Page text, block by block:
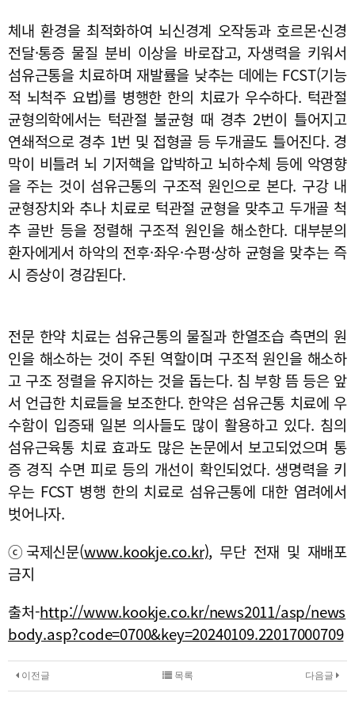
체내 환경을 최적화하여 뇌신경계 오작동과 호르몬·신경
전달·통증 물질 분비 이상을 바로잡고, 자생력을 키워서
섬유근통을 치료하며 재발률을 낮추는 데에는 FCST(기능
적 뇌척주 요법)를 병행한 한의 치료가 우수하다. 턱관절
균형의학에서는 턱관절 불균형 때 경추 2번이 틀어지고
연쇄적으로 경추 1번 및 접형골 등 두개골도 틀어진다. 경
막이 비틀려 뇌 기저핵을 압박하고 뇌하수체 등에 악영향
을 주는 것이 섬유근통의 구조적 원인으로 본다. 구강 내
균형장치와 추나 치료로 턱관절 균형을 맞추고 두개골 척
추 골반 등을 정렬해 구조적 원인을 해소한다. 대부분의
환자에게서 하악의 전후·좌우·수평·상하 균형을 맞추는 즉
시 증상이 경감된다.
전문 한약 치료는 섬유근통의 물질과 한열조습 측면의 원
인을 해소하는 것이 주된 역할이며 구조적 원인을 해소하
고 구조 정렬을 유지하는 것을 돕는다. 침 부항 뜸 등은 앞
서 언급한 치료들을 보조한다. 한약은 섬유근통 치료에 우
수함이 입증돼 일본 의사들도 많이 활용하고 있다. 침의
섬유근육통 치료 효과도 많은 논문에서 보고되었으며 통
증 경직 수면 피로 등의 개선이 확인되었다. 생명력을 키
우는 FCST 병행 한의 치료로 섬유근통에 대한 염려에서
벗어나자.
ⓒ국제신문(www.kookje.co.kr), 무단 전재 및 재배포
금지
출처-http://www.kookje.co.kr/news2011/asp/news
body.asp?code=0700&key=20240109.22017000709
이전글 다음글
목록